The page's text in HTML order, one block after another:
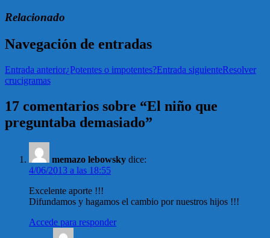
Relacionado
Navegación de entradas
Entrada anterior¿Potentes o impotentes?Entrada siguienteResolver
crucigramas
17 comentarios sobre “El niño que
preguntaba demasiado”
memazo lebowsky dice:
4/06/2013 a las 18:55
Excelente aporte !!!
Difundamos y hagamos el cambio por nuestros hijos !!!
Accede para responder